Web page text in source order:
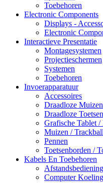
Toebehoren
Electronic Components
Displays -
Electronic
Interactieve Presentatie
Montagesystemen
Projectieschermen
Systemen
Toebehoren
Invoerapparatuur
Accessoires
Draadloze
Draadloze
Grafische Tablet
Muizen /
Pennen
Toetsenborden /
Kabels En Toebehoren
Computer